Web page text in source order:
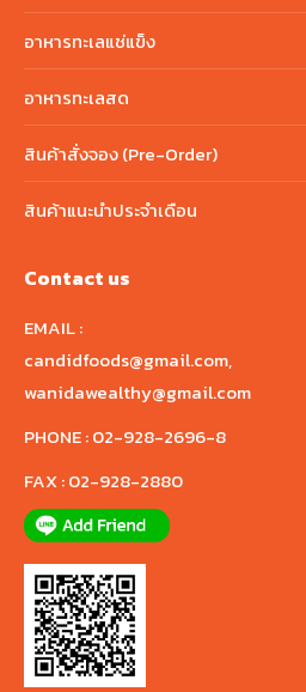
อาหารทะเลแช่แข็ง
อาหารทะเลสด
สินค้าสั่งจอง (Pre-Order)
สินค้าแนะนำประจำเดือน
Contact us
EMAIL :
candidfoods@gmail.com,
wanidawealthy@gmail.com
PHONE :02-928-2696-8
FAX :02-928-2880